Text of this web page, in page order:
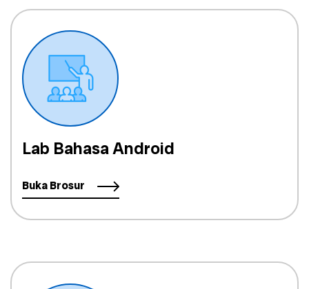
Lab Bahasa Android
Buka Brosur